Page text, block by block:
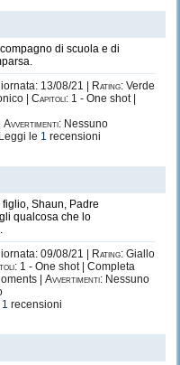
di scuola e di
13/08/21 | Rating: Verde
| Capitoli: 1 - One shot |
Avvertimenti: Nessuno
le 1 recensioni
figlio, Shaun, Padre
qualcosa che lo
09/08/21 | Rating: Giallo
1 - One shot | Completa
| Avvertimenti: Nessuno
1 recensioni